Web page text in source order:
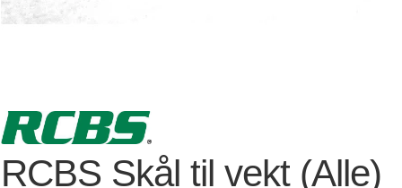
RCBS Skål til vekt (Alle)